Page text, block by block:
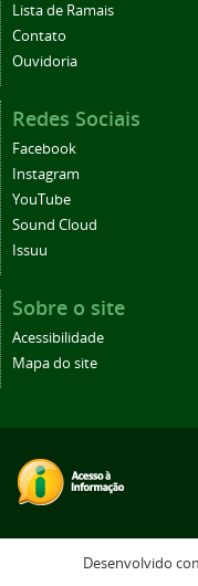
Lista de Ramais
Contato
Ouvidoria
Redes Sociais
Facebook
Instagram
YouTube
Sound Cloud
Issuu
Sobre o site
Acessibilidade
Mapa do site
Desenvolvido